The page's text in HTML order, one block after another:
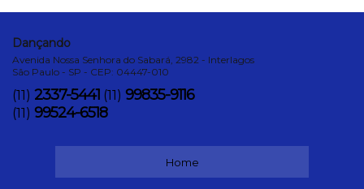
Dançando
Avenida Nossa Senhora do Sabará, 2982 - Interlagos
São Paulo - SP - CEP: 04447-010
(11) 2337-5441 (11) 99835-9116
(11) 99524-6518
Home